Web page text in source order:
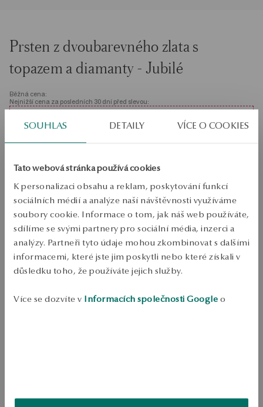
SOUHLAS DETAILY VÍCE O COOKIES
Tato webová stránka používá cookies
K personalizaci obsahu a reklam, poskytování funkcí
sociálních médií a analýze naší návštěvnosti využíváme
soubory cookie. Informace o tom, jak náš web používáte,
sdílíme se svými partnery pro sociální média, inzerci a
analýzy. Partneři tyto údaje mohou zkombinovat s dalšími
informacemi, které jste jim poskytli nebo které získali v
důsledku toho, že používáte jejich služby.
Více se dozvíte v Informacích společnosti Google o
Prsten z dvoubarevného zlata s
topazem a diamanty - Jubilé
Běžná cena:
Nejnižší cena za posledních 30 dní před slevou:
SALE do -50%
Stovky produktů za nižší ceny. Zobrazit vše!
58
Zkontrolujte si velikost
PŘIDAT DO KOŠÍKU
Ověřte si dostupnost na prodejně
Odeslání:1pracovní dny
Bezplatné vrácení až do 100 dnů v YES Clubu